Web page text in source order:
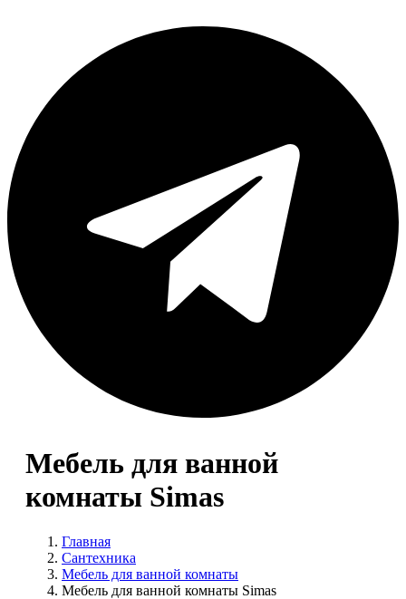
Мебель для ванной
комнаты Simas
Главная
Сантехника
Мебель для ванной комнаты
Мебель для ванной комнаты Simas